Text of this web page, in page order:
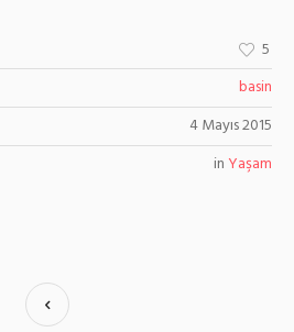
5
basin
4 Mayıs 2015
in Yaşam